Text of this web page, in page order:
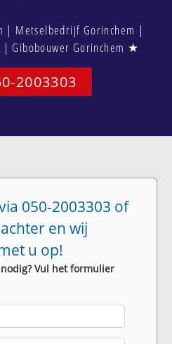
| Metselbedrijf Gorinchem |
| Gibobouwer Gorinchem ★
2003303
050-2003303 of
en wij
u op!
Vul het formulier